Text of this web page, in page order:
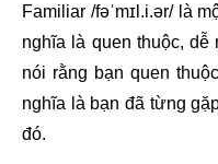
Familiar /fəˈmɪl.i.ər/ là
nghĩa là quen thuộc, dễ
nói rằng bạn quen
nghĩa là bạn đã từng
đó.